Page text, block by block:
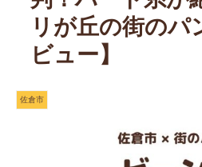
リが丘の街のパ
ビュー】
佐倉市